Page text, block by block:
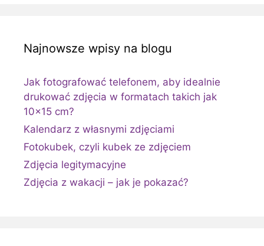
Najnowsze wpisy na blogu
Jak fotografować telefonem, aby idealnie
drukować zdjęcia w formatach takich jak
10×15 cm?
Kalendarz z własnymi zdjęciami
Fotokubek, czyli kubek ze zdjęciem
Zdjęcia legitymacyjne
Zdjęcia z wakacji – jak je pokazać?